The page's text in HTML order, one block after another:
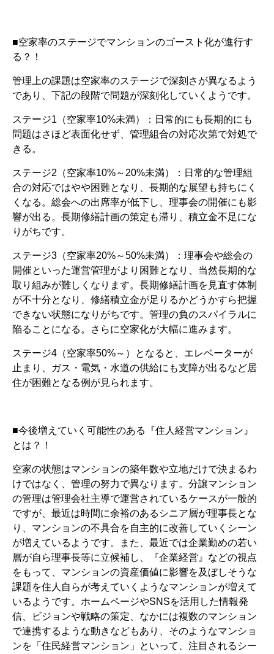
■空家率のステージでマンションのゴースト化が進行す
る？！
管理上の課題は空家率のステージで深刻さが異なるよう
であり、下記の段階で問題が深刻化していくようです。
ステージ1（空家率10%未満）：日常的にも長期的にも
問題はさほど表面化せず、管理組合の対応次第で対処で
きる。
ステージ2（空家率10%～20%未満）：日常的な管理組
合の対応ではやや困難となり、長期的な展望も持ちにく
くなる。総会への出席率が低下し、理事会の開催にも影
響が出る。長期修繕計画の策定も滞り、積立金不足にな
りがちです。
ステージ3（空家率20%～50%未満）：理事会や総会の
開催といった運営管理がより困難となり、当然長期的な
取り組みが難しくなります。長期修繕計画を見直す体制
が不十分となり、修繕積立金が足りるかどうかすら把握
できない状態になりがちです。管理の負のスパイラルに
陥ることになる。さらに空家化が大幅に進みます。
ステージ4（空家率50%～）となると、エレベーターが
止まり、ガス・電気・水道の供給にも支障が出るなど居
住が困難となる例が見られます。
■今後増えていく可能性のある『住人経営マンション』
とは？！
空家の状態はマンションの築年数や立地だけで決まるわ
けではなく、管理の努力で異なります。分譲マンション
の管理は管理会社主導で運営されているケースが一般的
ですが、最近は時間に余裕のあるシニア層が理事長とな
り、マンションの不具合を自主的に改善していくシーン
が増えているようです。また、最近では企業勤めの若い
層が自ら理事長等に立候補し、『企業経営』などの視点
をもって、マンションの資産価値に影響を及ぼしそうな
課題を住人自らが考えていくようなマンションが増えて
いるようです。ホームページやSNSを活用した情報発
信、ビジョンや戦略の策定、なかには複数のマンション
で連携するような動きなどもあり、そのようなマンショ
ンを「住民経営マンション」といって、注目されるシー